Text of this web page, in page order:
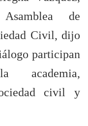
de
Civil, dijo
participan
academia,
civil y